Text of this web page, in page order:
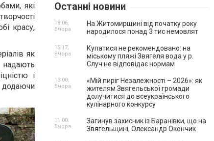
які
красу,
як
надають
і
Останні новини
На Житомирщині від початку року
народилося понад 3 тис немовлят
18:06,
Вчора
Купатися не рекомендовано: на
міському пляжі Звягеля вода у р.
Случ не відповідає нормам
15:17,
Вчора
«Мій пиріг Незалежності – 2026»: як
жителям Звягельської громади
долучитися до всеукраїнського
кулінарного конкурсу
13:00,
Вчора
Загинув захисник із Баранівки, що на
Звягельщині, Олександр Окончик
11:00,
Вчора